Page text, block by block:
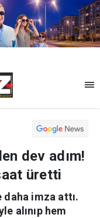
dev adım!
üretti
imza attı.
alınıp hem